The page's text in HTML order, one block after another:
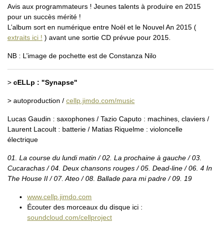
Avis aux programmateurs ! Jeunes talents à produire en 2015
pour un succès mérité !
L’album sort en numérique entre Noël et le Nouvel An 2015 (
extraits ici ! ) avant une sortie CD prévue pour 2015.
NB : L’image de pochette est de Constanza Nilo
> cELLp : "Synapse"
> autoproduction / cellp.jimdo.com/music
Lucas Gaudin : saxophones / Tazio Caputo : machines, claviers /
Laurent Lacoult : batterie / Matias Riquelme : violoncelle
électrique
01. La course du lundi matin / 02. La prochaine à gauche / 03.
Cucarachas / 04. Deux chansons rouges / 05. Dead-line / 06. 4 In
The House II / 07. Ateo / 08. Ballade para mi padre / 09. 19
www.cellp.jimdo.com
Écouter des morceaux du disque ici :
soundcloud.com/cellproject